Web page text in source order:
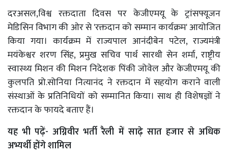
दरअसल,विश्व रक्तदाता दिवस पर केजीएमयू के ट्रांसफ्यूजन
मेडिसिन विभाग की ओर से 'रक्तदान को सम्मान कार्यक्रम' आयोजित
किया गया। कार्यक्रम में राज्यपाल आनंदीबेन पटेल, राज्यमंत्री
मयंकेश्वर शरण सिंह, प्रमुख सचिव पार्थ सारथी सेन शर्मा, राष्ट्रीय
स्वास्थ्य मिशन की मिशन निदेशक पिंकी जोवेल और केजीएमयू की
कुलपति प्रो.सोनिया नित्यानंद ने रक्तदान में सहयोग कराने वाली
संस्थाओं के प्रतिनिधियों को सम्मानित किया। साथ ही विशेषज्ञों ने
रक्तदान के फायदे बताए हैं।
यह भी पढ़ें-अग्निवीर भर्ती रैली में साढ़े सात हजार से अधिक
अभ्यर्थी होंगे शामिल